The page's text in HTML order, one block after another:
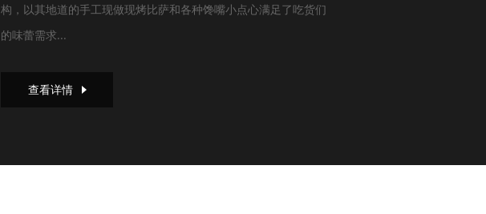
构，以其地道的手工现做现烤比萨和各种馋嘴小点心满足了吃货们
的味蕾需求...
查看详情